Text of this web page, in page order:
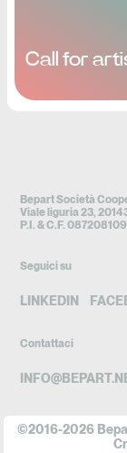
Call for
Bepart Società
Viale liguria 23,
P.I. & C.F.
Seguici su
LINKEDIN
Contattaci
©2016-2026